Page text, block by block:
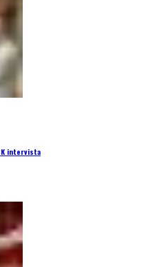
intervista